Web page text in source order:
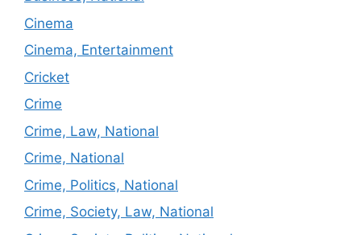
Cinema
Cinema, Entertainment
Cricket
Crime
Crime, Law, National
Crime, National
Crime, Politics, National
Crime, Society, Law, National